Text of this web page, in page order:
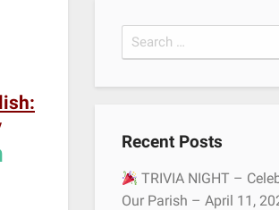
e
h
f
o
Recent Posts
TRIVIA NIGHT –
Our Parish – April 11,